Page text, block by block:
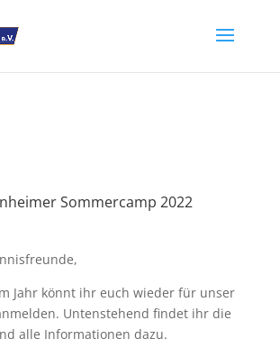
Sommercamp 2022
Jahr könnt ihr euch wieder für unser
Untenstehend findet ihr die
alle Informationen dazu.